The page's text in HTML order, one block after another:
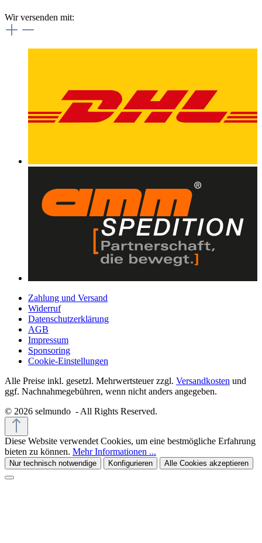
Wir versenden mit:
Zahlung und Versand
Widerruf
Datenschutzerklärung
AGB
Impressum
Sponsoring
Cookie-Einstellungen
Alle Preise inkl. gesetzl. Mehrwertsteuer zzgl. Versandkosten und
ggf. Nachnahmegebühren, wenn nicht anders angegeben.
© 2026 selmundo - All Rights Reserved.
Diese Website verwendet Cookies, um eine bestmögliche Erfahrung
bieten zu können. Mehr Informationen ...
Nur technisch notwendige Konfigurieren Alle Cookies akzeptieren